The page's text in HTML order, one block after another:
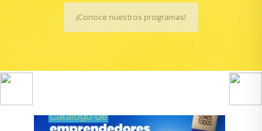
¡Conoce nuestros programas!